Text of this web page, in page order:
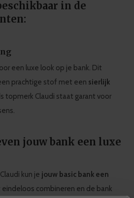
in de
een luxe look op je bank. Dit
prachtige stof met een sierlijk
topmerk Claudi staat garant voor
jouw bank een luxe
kun je jouw basic bank een
eindeloos combineren en de bank